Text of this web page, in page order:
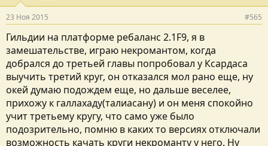
23 Ноя 2015 #565
Гильдии на платформе ребаланс 2.1F9, я в
замешательстве, играю некромантом, когда
добрался до третьей главы попробовал у Ксардаса
выучить третий круг, он отказался мол рано еще, ну
окей думаю подождем еще, но дальше веселее,
прихожу к галлахаду(талиасану) и он меня спокойно
учит третьему кругу, что само уже было
подозрительно, помню в каких то версиях отключали
возможность качать круги некроманту у него. Ну